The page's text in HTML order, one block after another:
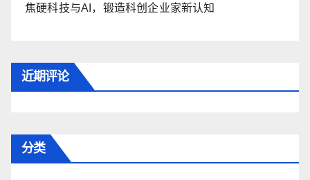
焦硬科技与AI，锻造科创企业家新认知
近期评论
分类